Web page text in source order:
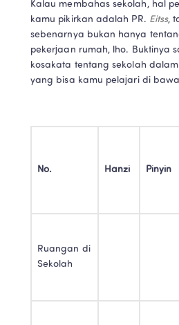
Kalau membahas sekolah, hal
kamu pikirkan adalah PR. Eitss,
sebenarnya bukan hanya
pekerjaan rumah, lho. Buktinya
kosakata tentang sekolah
yang bisa kamu pelajari di
No. Hanzi Pinyin
Ruangan di
Sekolah